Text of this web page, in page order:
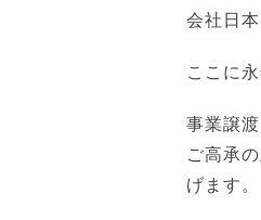
会社日
ここに
事業譲
ご高承
げます。